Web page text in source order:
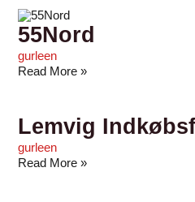
55Nord
gurleen
Read More »
Lemvig
gurleen
Read More »